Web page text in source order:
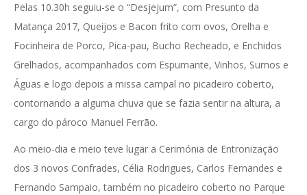
Pelas 10.30h seguiu-se o “Desjejum”, com Presunto da
Matança 2017, Queijos e Bacon frito com ovos, Orelha e
Focinheira de Porco, Pica-pau, Bucho Recheado, e Enchidos
Grelhados, acompanhados com Espumante, Vinhos, Sumos e
Águas e logo depois a missa campal no picadeiro coberto,
contornando a alguma chuva que se fazia sentir na altura, a
cargo do pároco Manuel Ferrão.
Ao meio-dia e meio teve lugar a Cerimónia de Entronização
dos 3 novos Confrades, Célia Rodrigues, Carlos Fernandes e
Fernando Sampaio, também no picadeiro coberto no Parque